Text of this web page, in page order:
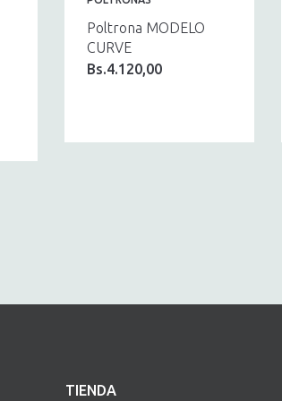
Poltrona MODELO
CURVE
Bs.4.120,00
TIENDA